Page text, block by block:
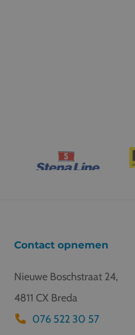
Contact opnemen
Nieuwe Boschstraat 24,
4811 CX Breda
076 522 30 57